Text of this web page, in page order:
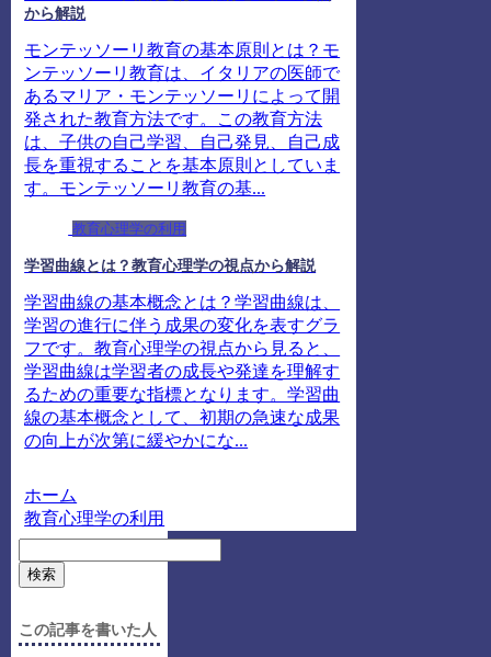
から解説
モンテッソーリ教育の基本原則とは？モ
ンテッソーリ教育は、イタリアの医師で
あるマリア・モンテッソーリによって開
発された教育方法です。この教育方法
は、子供の自己学習、自己発見、自己成
長を重視することを基本原則としていま
す。モンテッソーリ教育の基...
教育心理学の利用
学習曲線とは？教育心理学の視点から解説
学習曲線の基本概念とは？学習曲線は、
学習の進行に伴う成果の変化を表すグラ
フです。教育心理学の視点から見ると、
学習曲線は学習者の成長や発達を理解す
るための重要な指標となります。学習曲
線の基本概念として、初期の急速な成果
の向上が次第に緩やかにな...
ホーム
教育心理学の利用
検索
この記事を書いた人